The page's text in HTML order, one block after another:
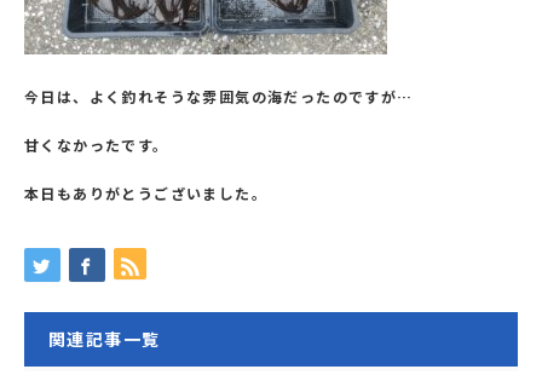
今日は、よく釣れそうな雰囲気の海だったのですが…
甘くなかったです。
本日もありがとうございました。
関連記事一覧